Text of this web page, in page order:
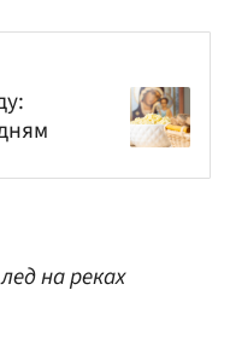
на реках